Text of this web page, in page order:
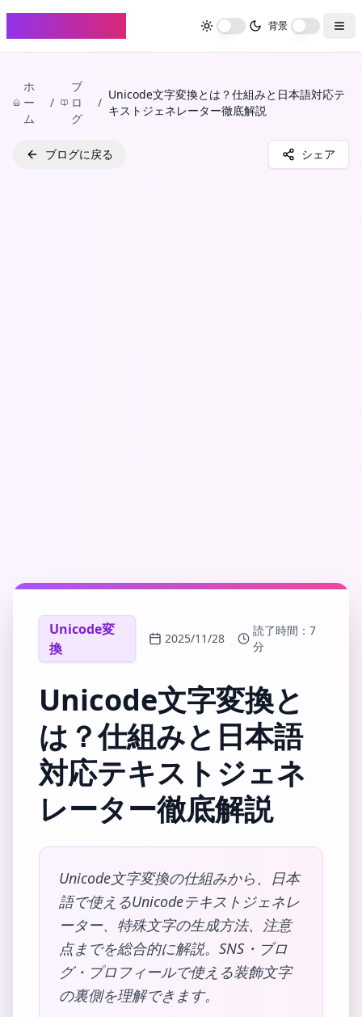
背景
ホ
ー
ム
/
ブ
ロ
グ
/
Unicode文字変換とは？仕組みと日本語対応テ
キストジェネレーター徹底解説
ブログに戻る シェア
Unicode変
換
2025/11/28
読了時間：7
分
Unicode文字変換と
は？仕組みと日本語
対応テキストジェネ
レーター徹底解説
Unicode文字変換の仕組みから、日本
語で使えるUnicodeテキストジェネレ
ーター、特殊文字の生成方法、注意
点までを総合的に解説。SNS・ブロ
グ・プロフィールで使える装飾文字
の裏側を理解できます。